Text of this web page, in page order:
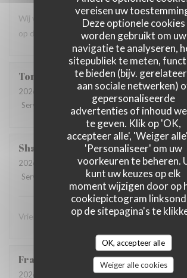
vereisen uw
Deze optionele cookies
worden gebruikt om uw
navigatie te analyseren,
sitepubliek te meten,
te bieden (bijv.
aan sociale netwerken)
gepersonaliseerde
advertenties of inhoud
te geven. Klik op 'OK,
accepteer alle', 'Weiger
'Personaliseer' om uw
voorkeuren te beheren.
kunt uw keuzes op elk
moment wijzigen door op
cookiepictogram
op de sitepagina's te
OK, accepteer alle
Weiger alle cookies
Wij vinden shareable fusion gerechten
op de kaart te zetten en een paar keer per
Tonnie
2026-07-21
- 17:30 - Gasten 8
Service
Atmosfeer: 4/5 Keuken: 5/5
Sharissa
2026-07-04
- 12:30 - Gasten 2
Service
Atmosfeer: 5/5 Keuken: 5/5
Vriendelijk personeel en goed eten! Wat wil
Frank
2026-07-04
- 18:00 - Gasten 2